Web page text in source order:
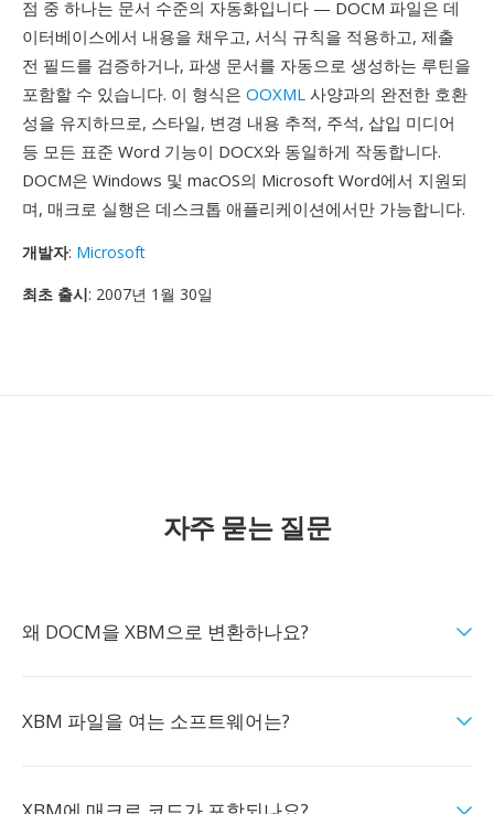
점 중 하나는 문서 수준의 자동화입니다 — DOCM 파일은 데
이터베이스에서 내용을 채우고, 서식 규칙을 적용하고, 제출
전 필드를 검증하거나, 파생 문서를 자동으로 생성하는 루틴을
포함할 수 있습니다. 이 형식은 OOXML 사양과의 완전한 호환
성을 유지하므로, 스타일, 변경 내용 추적, 주석, 삽입 미디어
등 모든 표준 Word 기능이 DOCX와 동일하게 작동합니다.
DOCM은 Windows 및 macOS의 Microsoft Word에서 지원되
며, 매크로 실행은 데스크톱 애플리케이션에서만 가능합니다.
개발자: Microsoft
최초 출시: 2007년 1월 30일
자주 묻는 질문
왜 DOCM을 XBM으로 변환하나요?
XBM 파일을 여는 소프트웨어는?